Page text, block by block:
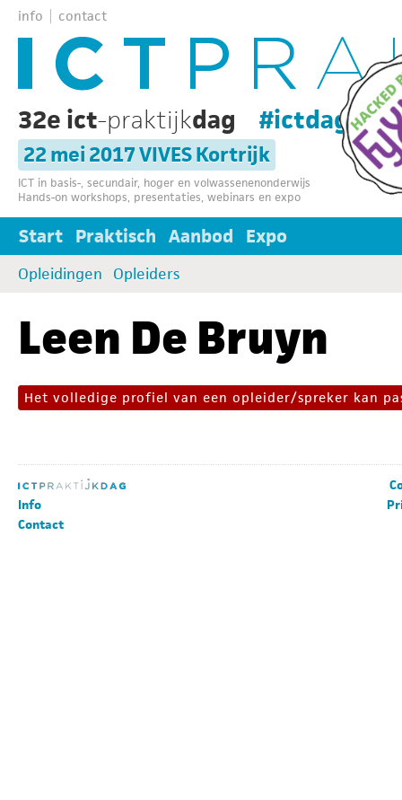
info contact
32e ict-praktijkdag #ictdag32
22 mei 2017 VIVES Kortrijk
ICT in basis-, secundair, hoger en volwassenenonderwijs
Hands-on workshops, presentaties, webinars en expo
Start Praktisch Aanbod Expo
Opleidingen Opleiders
Leen De Bruyn
Het volledige profiel van een opleider/spreker kan
Info
Contact